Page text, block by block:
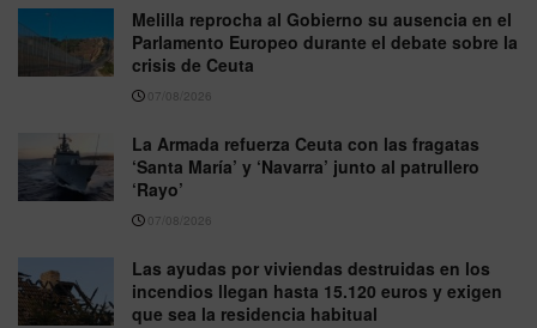
Melilla reprocha al Gobierno su ausencia en el
Parlamento Europeo durante el debate sobre la
crisis de Ceuta
07/08/2026
La Armada refuerza Ceuta con las fragatas
‘Santa María’ y ‘Navarra’ junto al patrullero
‘Rayo’
07/08/2026
Las ayudas por viviendas destruidas en los
incendios llegan hasta 15.120 euros y exigen
que sea la residencia habitual